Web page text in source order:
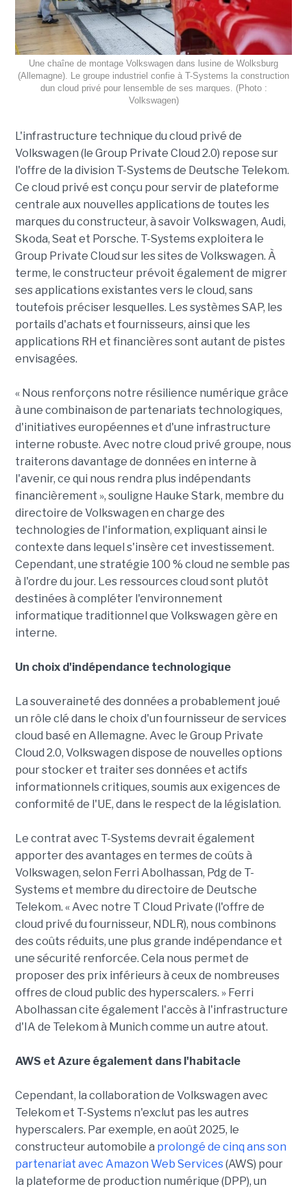
Une chaîne de montage Volkswagen dans lusine de Wolksburg
(Allemagne). Le groupe industriel confie à T-Systems la construction
dun cloud privé pour lensemble de ses marques. (Photo :
Volkswagen)
L'infrastructure technique du cloud privé de
Volkswagen (le Group Private Cloud 2.0) repose sur
l'offre de la division T-Systems de Deutsche Telekom.
Ce cloud privé est conçu pour servir de plateforme
centrale aux nouvelles applications de toutes les
marques du constructeur, à savoir Volkswagen, Audi,
Skoda, Seat et Porsche. T-Systems exploitera le
Group Private Cloud sur les sites de Volkswagen. À
terme, le constructeur prévoit également de migrer
ses applications existantes vers le cloud, sans
toutefois préciser lesquelles. Les systèmes SAP, les
portails d'achats et fournisseurs, ainsi que les
applications RH et financières sont autant de pistes
envisagées.
« Nous renforçons notre résilience numérique grâce
à une combinaison de partenariats technologiques,
d'initiatives européennes et d'une infrastructure
interne robuste. Avec notre cloud privé groupe, nous
traiterons davantage de données en interne à
l'avenir, ce qui nous rendra plus indépendants
financièrement », souligne Hauke Stark, membre du
directoire de Volkswagen en charge des
technologies de l'information, expliquant ainsi le
contexte dans lequel s'insère cet investissement.
Cependant, une stratégie 100 % cloud ne semble pas
à l'ordre du jour. Les ressources cloud sont plutôt
destinées à compléter l'environnement
informatique traditionnel que Volkswagen gère en
interne.
Un choix d'indépendance technologique
La souveraineté des données a probablement joué
un rôle clé dans le choix d'un fournisseur de services
cloud basé en Allemagne. Avec le Group Private
Cloud 2.0, Volkswagen dispose de nouvelles options
pour stocker et traiter ses données et actifs
informationnels critiques, soumis aux exigences de
conformité de l'UE, dans le respect de la législation.
Le contrat avec T-Systems devrait également
apporter des avantages en termes de coûts à
Volkswagen, selon Ferri Abolhassan, Pdg de T-
Systems et membre du directoire de Deutsche
Telekom. « Avec notre T Cloud Private (l'offre de
cloud privé du fournisseur, NDLR), nous combinons
des coûts réduits, une plus grande indépendance et
une sécurité renforcée. Cela nous permet de
proposer des prix inférieurs à ceux de nombreuses
offres de cloud public des hyperscalers. » Ferri
Abolhassan cite également l'accès à l'infrastructure
d'IA de Telekom à Munich comme un autre atout.
AWS et Azure également dans l'habitacle
Cependant, la collaboration de Volkswagen avec
Telekom et T-Systems n'exclut pas les autres
hyperscalers. Par exemple, en août 2025, le
constructeur automobile a prolongé de cinq ans son
partenariat avec Amazon Web Services(AWS) pour
la plateforme de production numérique (DPP), un